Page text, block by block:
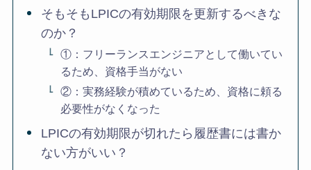
そもそもLPICの有効期限を更新するべきな
のか？
①：フリーランスエンジニアとして働いてい
るため、資格手当がない
②：実務経験が積めているため、資格に頼る
必要性がなくなった
LPICの有効期限が切れたら履歴書には書か
ない方がいい？